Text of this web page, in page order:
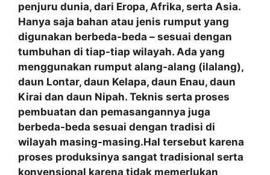
penjuru dunia, dari Eropa, Afrika, serta Asia.
Hanya saja bahan atau jenis rumput yang
digunakan berbeda-beda – sesuai dengan
tumbuhan di tiap-tiap wilayah. Ada yang
menggunakan rumput alang-alang (ilalang),
daun Lontar, daun Kelapa, daun Enau, daun
Kirai dan daun Nipah. Teknis serta proses
pembuatan dan pemasangannya juga
berbeda-beda sesuai dengan tradisi di
wilayah masing-masing.Hal tersebut karena
proses produksinya sangat tradisional serta
konvensional karena tidak memerlukan